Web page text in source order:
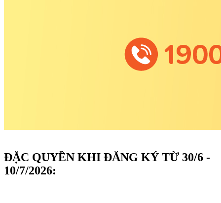
ĐẶC QUYỀN KHI ĐĂNG KÝ TỪ 30/6 -
10/7/2026: